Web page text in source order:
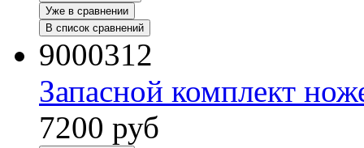
Уже в сравнении
В список сравнений
9000312
Запасной комплект
7200 руб